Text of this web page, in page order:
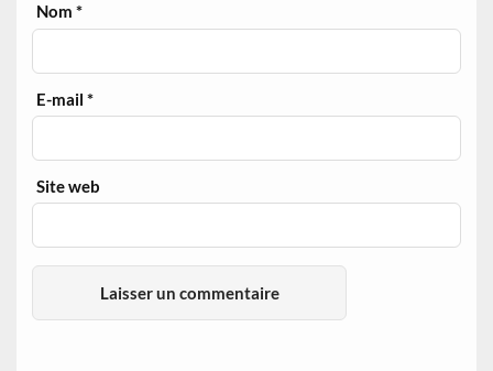
Nom*
E-mail*
Site web